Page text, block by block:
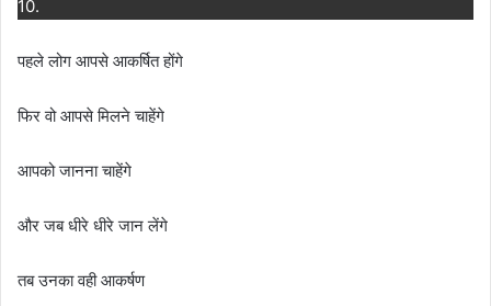
10.
पहले लोग आपसे आकर्षित होंगे
फिर वो आपसे मिलने चाहेंगे
आपको जानना चाहेंगे
और जब धीरे धीरे जान लेंगे
तब उनका वही आकर्षण